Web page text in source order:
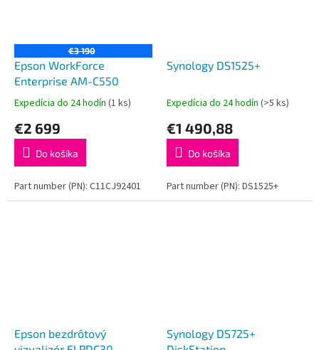
€3 190
Epson WorkForce
Enterprise AM-C550
Expedícia do 24 hodín (1 ks)
€2 699
Do košíka
Part number (PN): C11CJ92401
Synology DS1525+
Expedícia do 24 hodín (>5 ks)
€1 490,88
Do košíka
Part number (PN): DS1525+
Epson bezdrôtový
Synology DS725+